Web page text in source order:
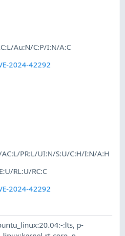
Au:N/C:P/I:N/A:C
2024-42292
AC:L/PR:L/UI:N/S:U/C:H/I:N/A:H
RL:U/RC:C
2024-42292
:lts, p-